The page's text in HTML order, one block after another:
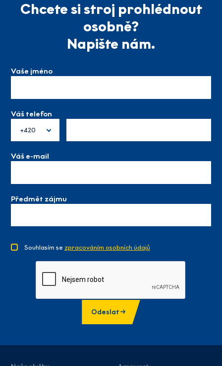
Chcete si stroj prohlédnout
osobně?
Napište nám.
Vaše jméno
Váš telefon
+420
Váš e-mail
Předmět zájmu
Souhlasím se zpracováním osobních údajů
Odeslat